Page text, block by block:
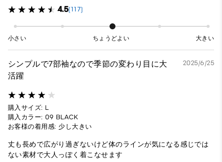
4.5(117)
小さい ちょうどよい 大きい
シンプルで7部袖なので季節の変わり目に大
活躍
2025/6/25
購入サイズ: L
購入カラー: 09 BLACK
お客様の着用感: 少し大きい
丈も長めで広がり過ぎないけど体のラインが気になる感じでは
ない素材で大人っぽく着こなせます